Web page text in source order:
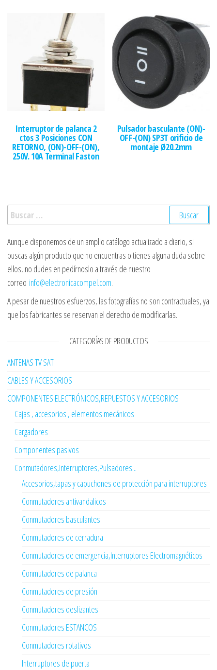
Interruptor de palanca 2
ctos 3 Posiciones CON
RETORNO, (ON)-OFF-(ON),
250V. 10A Terminal Faston
Pulsador basculante (ON)-
OFF-(ON) SP3T orificio de
montaje Ø20.2mm
Buscar:
Aunque disponemos de un amplio catálogo actualizado a diario, si
buscas algún producto que no encuentras o tienes alguna duda sobre
ellos, no dudes en pedírnoslo a través de nuestro
correo info@electronicacompel.com.
A pesar de nuestros esfuerzos, las fotografías no son contractuales, ya
que los fabricantes se reservan el derecho de modificarlas.
CATEGORÍAS DE PRODUCTOS
ANTENAS TV SAT
CABLES Y ACCESORIOS
COMPONENTES ELECTRÓNICOS,REPUESTOS Y ACCESORIOS
Cajas , accesorios , elementos mecánicos
Cargadores
Componentes pasivos
Conmutadores,Interruptores,Pulsadores...
Accesorios,tapas y capuchones de protección para interruptores
Conmutadores antivandalicos
Conmutadores basculantes
Conmutadores de cerradura
Conmutadores de emergencia,Interruptores Electromagnéticos
Conmutadores de palanca
Conmutadores de presión
Conmutadores deslizantes
Conmutadores ESTANCOS
Conmutadores rotativos
Interruptores de puerta